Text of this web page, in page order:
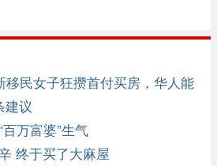
移民女子狂攒首付买房，华人能
建议
百万富婆”生气
终于买了大麻屋